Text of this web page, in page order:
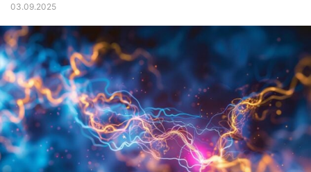
03.09.2025